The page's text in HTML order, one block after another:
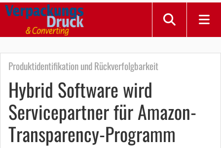
Produktidentifikation und Rückverfolgbarkeit
Hybrid Software wird
Servicepartner für Amazon-
Transparency-Programm